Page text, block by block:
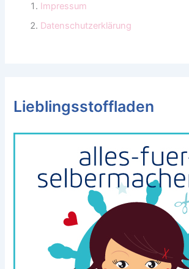
Impressum
Datenschutzerklärung
Lieblingsstoffladen